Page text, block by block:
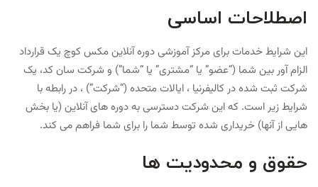
اصطلاحات اساسی
این شرایط خدمات برای مرکز آموزشی دوره آنلاین مکس کوچ یک قرارداد
الزام آور بین شما (“عضو” یا “مشتری” یا “شما”) و شرکت سان کد، یک
شرکت ثبت شده در کالیفرنیا ، ایالات متحده (“شرکت”) ، در رابطه با
شرایط زیر است. که این شرکت دسترسی به دوره های آنلاین (یا بخش
هایی از آنها) خریداری شده توسط شما را برای شما فراهم می کند.
حقوق و محدودیت ها